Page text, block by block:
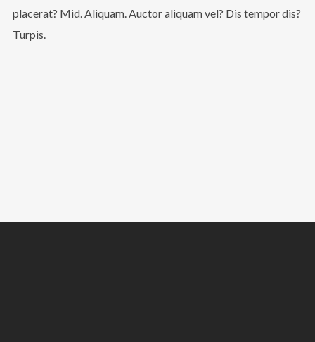
placerat? Mid. Aliquam. Auctor aliquam vel? Dis tempor dis?
Turpis.